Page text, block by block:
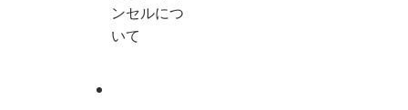
ンセルにつ
いて